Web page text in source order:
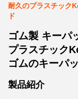
耐久のプラスチック
ド
ゴム製 キーパ
プラスチック
ゴムのキーパ
製品紹介